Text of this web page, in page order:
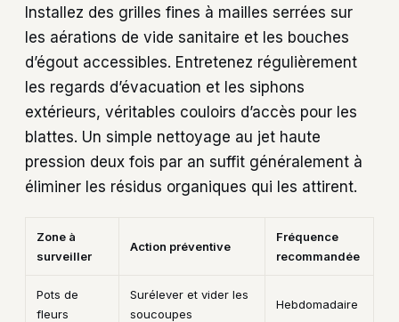
Installez des grilles fines à mailles serrées sur
les aérations de vide sanitaire et les bouches
d’égout accessibles. Entretenez régulièrement
les regards d’évacuation et les siphons
extérieurs, véritables couloirs d’accès pour les
blattes. Un simple nettoyage au jet haute
pression deux fois par an suffit généralement à
éliminer les résidus organiques qui les attirent.
Zone à
surveiller
Action préventive
Fréquence
recommandée
Pots de
fleurs
Surélever et vider les
soucoupes
Hebdomadaire